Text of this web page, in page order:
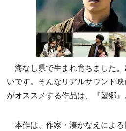
海なし県で生まれ育ちました
いです。そんなリアルサウンド
がオススメする作品は、『望郷』。
本作は、作家・湊かなえによ